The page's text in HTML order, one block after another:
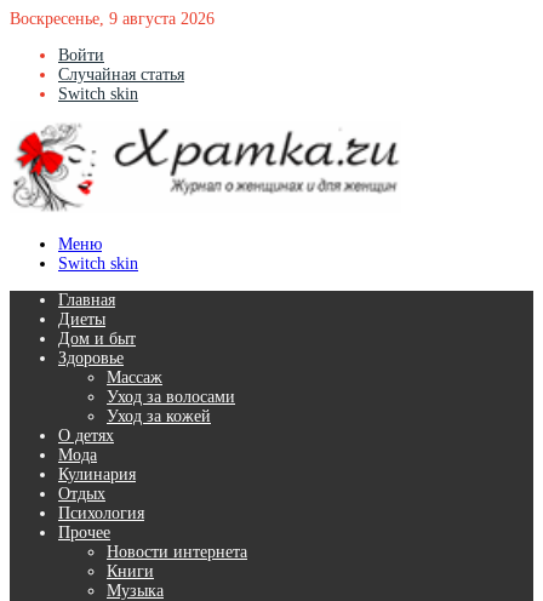
Воскресенье, 9 августа 2026
Войти
Случайная статья
Switch skin
Меню
Switch skin
Главная
Диеты
Дом и быт
Здоровье
Массаж
Уход за волосами
Уход за кожей
О детях
Мода
Кулинария
Отдых
Психология
Прочее
Новости интернета
Книги
Музыка